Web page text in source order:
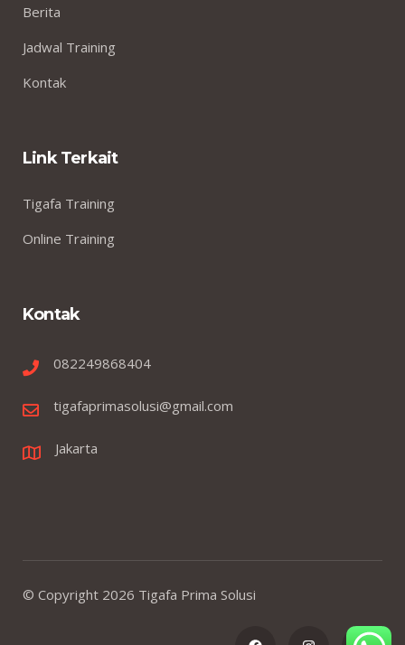
Berita
Jadwal Training
Kontak
Link Terkait
Tigafa Training
Online Training
Kontak
082249868404
tigafaprimasolusi@gmail.com
Jakarta
© Copyright 2026 Tigafa Prima Solusi